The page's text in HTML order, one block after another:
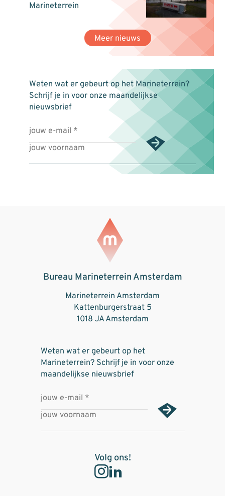
Marineterrein
Meer nieuws
Weten wat er gebeurt op het Marineterrein?
Schrijf je in voor onze maandelijkse
nieuwsbrief
Bureau Marineterrein Amsterdam
Marineterrein Amsterdam
Kattenburgerstraat 5
1018 JA Amsterdam
Weten wat er gebeurt op het
Marineterrein? Schrijf je in voor onze
maandelijkse nieuwsbrief
Volg ons!